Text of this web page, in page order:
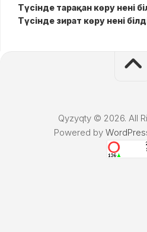
Түсінде тарақан көру нені
Түсінде зират көру нені
Qyzyqty © 2026. All
Powered by